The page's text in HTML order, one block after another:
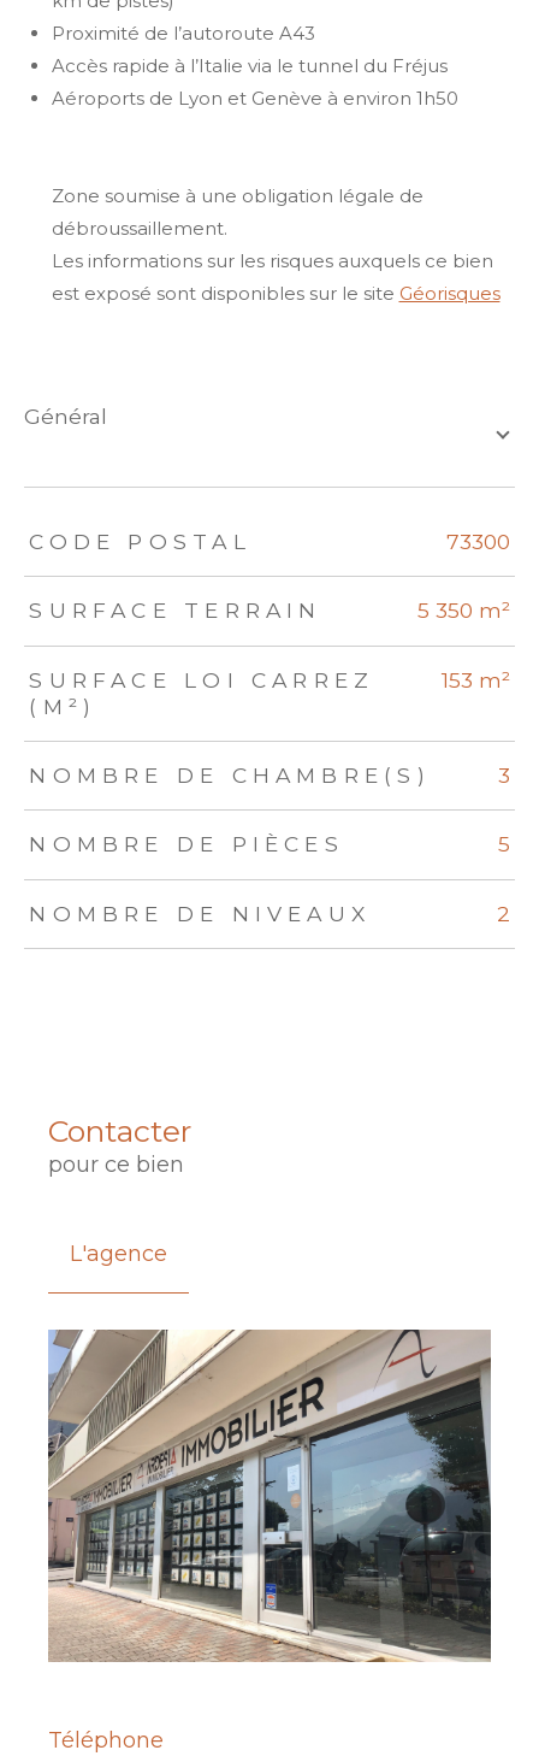
Proximité de l’autoroute A43
Accès rapide à l’Italie via le tunnel du Fréjus
Aéroports de Lyon et Genève à environ 1h50
Zone soumise à une obligation légale de
débroussaillement.
Les informations sur les risques auxquels ce bien
est exposé sont disponibles sur le site Géorisques
général
TRAD_ZEPHYR_Caracteristique TRAD_ZEPHYR_Valeurs
CODE POSTAL 73300
SURFACE TERRAIN 5 350 m²
SURFACE LOI CARREZ
(M²)
153 m²
NOMBRE DE CHAMBRE(S) 3
NOMBRE DE PIÈCES 5
NOMBRE DE NIVEAUX 2
Contacter
pour ce bien
L'agence
Téléphone